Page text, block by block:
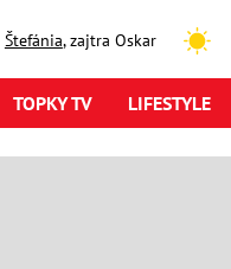
Štefánia, zajtra Oskar
TOPKY TV LIFESTYLE